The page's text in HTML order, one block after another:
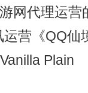
网代理运营
营《QQ仙
Plain